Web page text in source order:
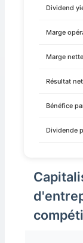
Dividend
Marge
Marge
Résultat
Bénéfice
Dividende